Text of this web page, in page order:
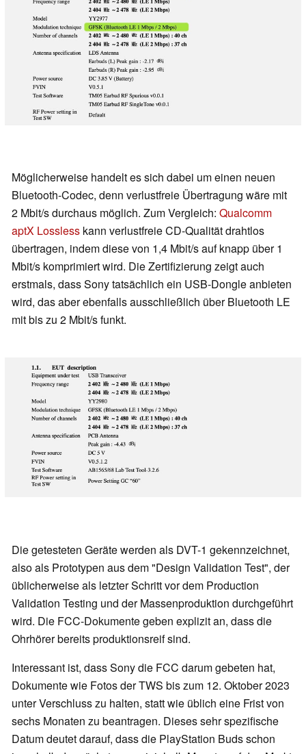
Möglicherweise handelt es sich dabei um einen neuen
Bluetooth-Codec, denn verlustfreie Übertragung wäre mit
2 Mbit/s durchaus möglich. Zum Vergleich: Qualcomm
aptX Lossless kann verlustfreie CD-Qualität drahtlos
übertragen, indem diese von 1,4 Mbit/s auf knapp über 1
Mbit/s komprimiert wird. Die Zertifizierung zeigt auch
erstmals, dass Sony tatsächlich ein USB-Dongle anbieten
wird, das aber ebenfalls ausschließlich über Bluetooth LE
mit bis zu 2 Mbit/s funkt.
Die getesteten Geräte werden als DVT-1 gekennzeichnet,
also als Prototypen aus dem "Design Validation Test", der
üblicherweise als letzter Schritt vor dem Production
Validation Testing und der Massenproduktion durchgeführt
wird. Die FCC-Dokumente geben explizit an, dass die
Ohrhörer bereits produktionsreif sind.
Interessant ist, dass Sony die FCC darum gebeten hat,
Dokumente wie Fotos der TWS bis zum 12. Oktober 2023
unter Verschluss zu halten, statt wie üblich eine Frist von
sechs Monaten zu beantragen. Dieses sehr spezifische
Datum deutet darauf, dass die PlayStation Buds schon